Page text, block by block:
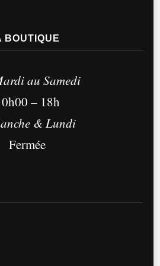
BOUTIQUE
au Samedi
– 18h
& Lundi
Fermée